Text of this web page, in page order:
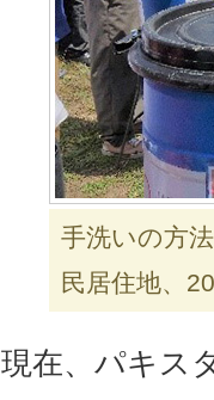
手洗いの方
民居住地、
現在、パキス